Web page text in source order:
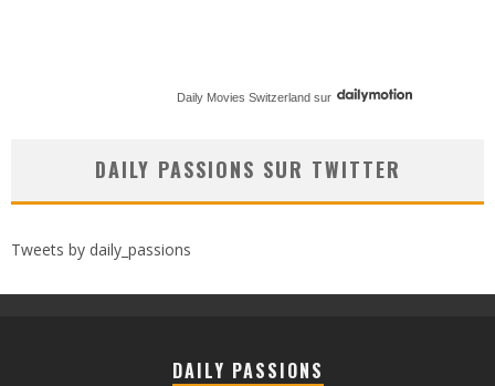
Daily Movies Switzerland sur
DAILY PASSIONS SUR TWITTER
Tweets by daily_passions
DAILY PASSIONS